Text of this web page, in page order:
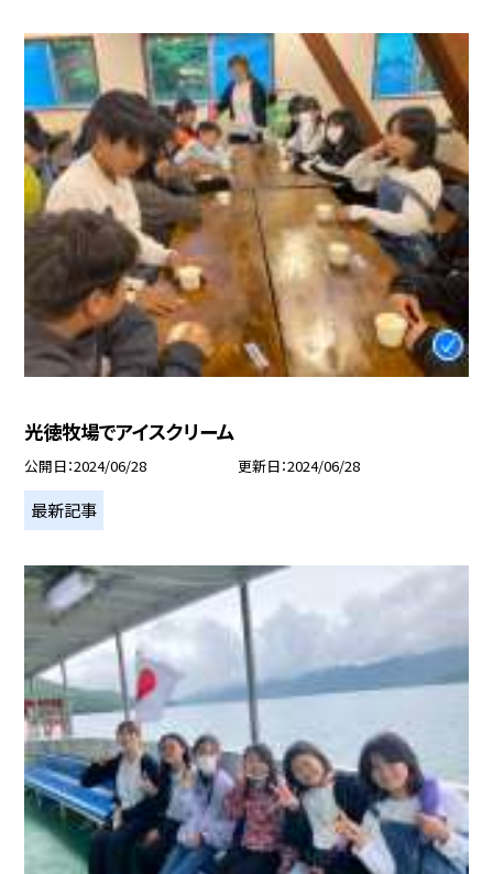
光徳牧場でアイスクリーム
公開日 2024/06/28 更新日 2024/06/28
最新記事